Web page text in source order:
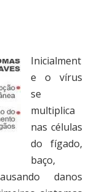
Inicialment
e o vírus
se
multiplica
nas células
do fígado,
baço,
danos